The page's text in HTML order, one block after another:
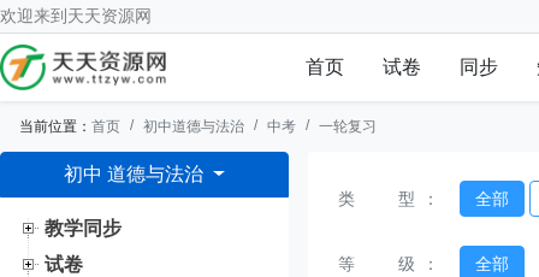
欢迎来到 天天资源网
首页 试卷 同步
当前位置： 首页 初中道德与法治 中考 一轮复习
初中 道德与法治
教学同步
试卷
类型 ： 全部
等级 ： 全部